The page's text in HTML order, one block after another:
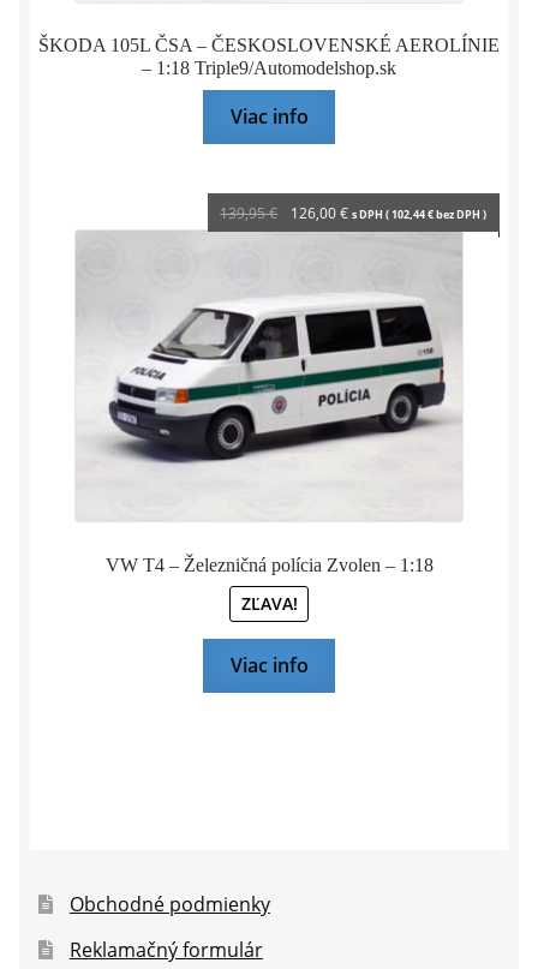
ŠKODA 105L ČSA – ČESKOSLOVENSKÉ AEROLÍNIE
– 1:18 Triple9/Automodelshop.sk
Viac info
VW T4 – Železničná polícia Zvolen – 1:18
ZĽAVA!
139,95€
Pôvodná
cena
126,00€Aktuálna
cena
s DPH (102,44€bez DPH )
Viac info
Obchodné podmienky
Reklamačný formulár